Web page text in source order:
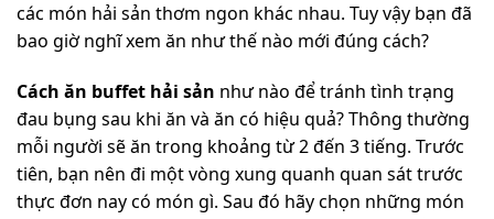
các món hải sản thơm ngon khác nhau. Tuy vậy bạn đã
bao giờ nghĩ xem ăn như thế nào mới đúng cách?
Cách ăn buffet hải sản như nào để tránh tình trạng
đau bụng sau khi ăn và ăn có hiệu quả? Thông thường
mỗi người sẽ ăn trong khoảng từ 2 đến 3 tiếng. Trước
tiên, bạn nên đi một vòng xung quanh quan sát trước
thực đơn nay có món gì. Sau đó hãy chọn những món